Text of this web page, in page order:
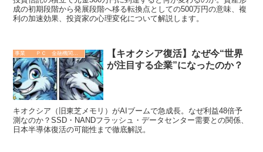
成の初期段階から発展段階へ移る転換点としての500万円の意味、複
利の加速効果、投資家の心理変化について解説します。
事業 ＰＣ 金融機関 その他
【キオクシア復活】なぜ今“世界
が注目する企業”になったのか？
キオクシア（旧東芝メモリ）がAIブームで急成長。なぜ利益48倍予
測なのか？SSD・NANDフラッシュ・データセンター需要との関係、
日本半導体復活の可能性まで徹底解説。